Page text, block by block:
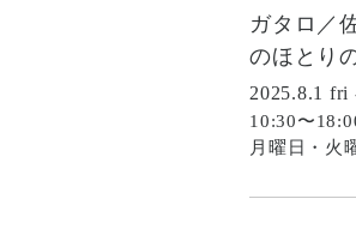
ガタロ／
のほとり
2025.8.1 fri
10:30〜
月曜日・火